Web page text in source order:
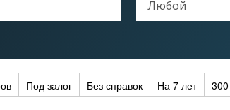
Под залог Без справок На 7 лет